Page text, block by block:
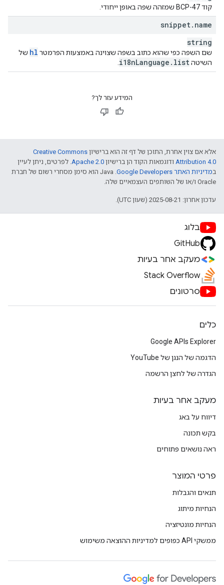
קוד BCP-47 שמזהה שפה באופן ייחודי.
snippet. name
string
שם השפה כפי שהוא כתוב בשפה שצוינה באמצעות הפרמטר hl של
השיטה
i18nLanguage . list
המידע עזר לך?
אלא אם צוין אחרת, התוכן של דף זה הוא ברישיון Creative Commons
Attribution 4.0 ודוגמאות הקוד הן ברישיון Apache 2.0. לפרטים, ניתן לעיין
במדיניות האתר Google Developers‏
.‏ Java הוא סימן מסחרי רשום של חברת
Oracle ו/או של השותפים העצמאיים שלה.
עדכון אחרון: 2025-08-21 (שעון UTC).
בלוג
GitHub
מעקב אחר בעיות
Stack Overflow
סרטונים
כלים
Google APIs Explorer
הדגמה של הנגן של YouTube
הגדרה של לחצן הרשמה
מעקב אחר בעיות
דיווח על באג
בקש תכונה
ראה נושאים פתוחים
פרטי המוצר
תנאים והגבלות
הנחיות מיתוג
הנחיות מונטיזציה
ממשקי API כפופים למדיניות ההוצאה משימוש